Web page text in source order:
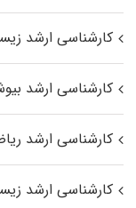
کارشناسی ارشد
کارشناسی ارشد
کارشناسی ارشد
کارشناسی ارشد